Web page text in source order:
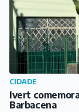
REGIÃO